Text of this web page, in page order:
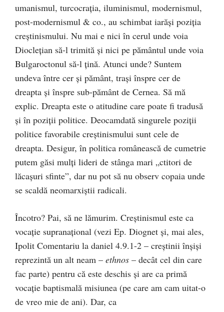
umanismul, turcocraţia, iluminismul, modernismul,
post-modernismul & co., au schimbat iarăşi poziţia
creştinismului. Nu mai e nici în cerul unde voia
Diocleţian să-l trimită şi nici pe pământul unde voia
Bulgaroctonul să-l ţină. Atunci unde? Suntem
undeva între cer şi pământ, traşi înspre cer de
dreapta şi înspre sub-pământ de Cernea. Să mă
explic. Dreapta este o atitudine care poate fi tradusă
şi în poziţii politice. Deocamdată singurele poziţii
politice favorabile creştinismului sunt cele de
dreapta. Desigur, în politica românească de cumetrie
putem găsi mulţi lideri de stânga mari „ctitori de
lăcaşuri sfinte”, dar nu pot să nu observ copaia unde
se scaldă neomarxiştii radicali.
Încotro? Pai, să ne lămurim. Creştinismul este ca
vocaţie supranaţional (vezi Ep. Diognet şi, mai ales,
Ipolit Comentariu la daniel 4.9.1-2 – creştinii înşişi
reprezintă un alt neam – ethnos – decât cel din care
fac parte) pentru că este deschis şi are ca primă
vocaţie baptismală misiunea (pe care am cam uitat-o
de vreo mie de ani). Dar, ca